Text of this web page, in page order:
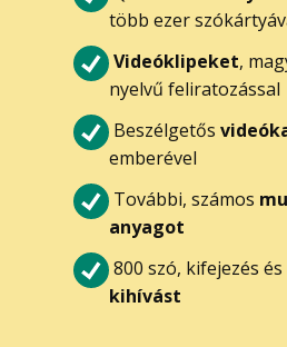
több ezer
Videóklipeket,
nyelvű feliratozással
Beszélgetős
emberével
További, számos
anyagot
800 szó, kifejezés
kihívást